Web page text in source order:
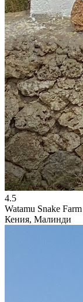
4.5
Watamu Snake Farm
Кения, Малинди